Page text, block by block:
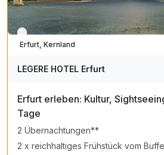
und Martin Luther.
Verfügbar bis Dezember
Erfurt, Kernland
LEGERE HOTEL Erfurt
Erfurt erleben: Kultur,
Tage
2 Übernachtungen**
2 x reichhaltiges Frühstück vom